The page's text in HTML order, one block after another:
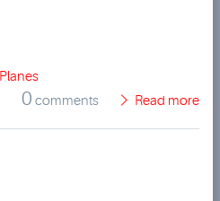
Planes
0 comments Read more